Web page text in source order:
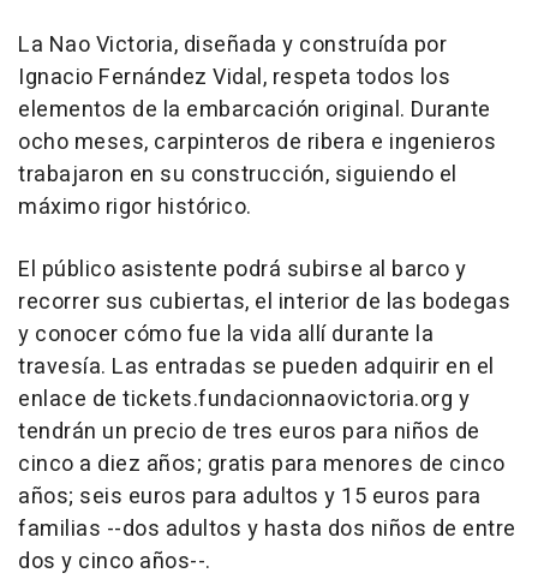
La Nao Victoria, diseñada y construída por
Ignacio Fernández Vidal, respeta todos los
elementos de la embarcación original. Durante
ocho meses, carpinteros de ribera e ingenieros
trabajaron en su construcción, siguiendo el
máximo rigor histórico.
El público asistente podrá subirse al barco y
recorrer sus cubiertas, el interior de las bodegas
y conocer cómo fue la vida allí durante la
travesía. Las entradas se pueden adquirir en el
enlace de tickets.fundacionnaovictoria.org y
tendrán un precio de tres euros para niños de
cinco a diez años; gratis para menores de cinco
años; seis euros para adultos y 15 euros para
familias --dos adultos y hasta dos niños de entre
dos y cinco años--.